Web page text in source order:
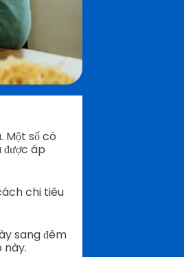
Một số có
áp
chi tiêu
sang đêm
này.